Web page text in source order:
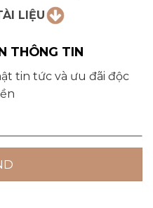
LIỆU
THÔNG TIN
tin tức và ưu đãi độc